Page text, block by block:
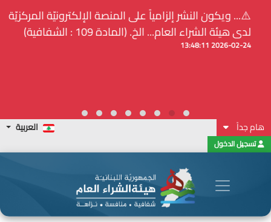
⚠️... ويكون النشر إلزامياً على المنصة الإلكترونيّة المركزيّة
لدى هيئة الشراء العام... الخ. (المادة 109 : الشفافية)
2026-02-24 13:48:11
هام جداً العربية
تسجيل الدخول